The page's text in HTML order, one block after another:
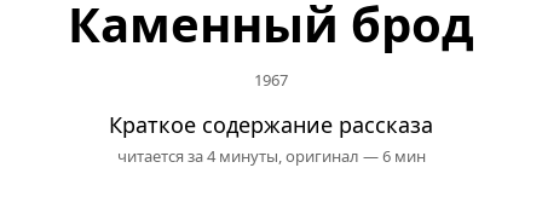
Каменный брод
1967
Краткое содержание рассказа
читается за 4 минуты,оригинал — 6 мин